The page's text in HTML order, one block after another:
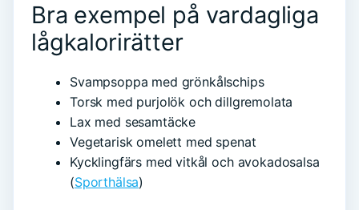
Bra exempel på vardagliga
lågkalorirätter
Svampsoppa med grönkålschips
Torsk med purjolök och dillgremolata
Lax med sesamtäcke
Vegetarisk omelett med spenat
Kycklingfärs med vitkål och avokadosalsa
(Sporthälsa)